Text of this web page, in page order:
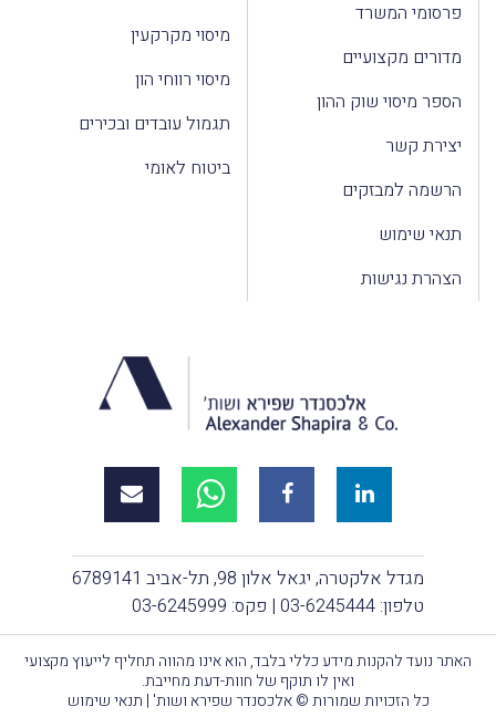
פרסומי המשרד
מדורים מקצועיים
הספר מיסוי שוק ההון
יצירת קשר
הרשמה למבזקים
תנאי שימוש
הצהרת נגישות
מיסוי מקרקעין
מיסוי רווחי הון
תגמול עובדים ובכירים
ביטוח לאומי
מגדל אלקטרה, יגאל אלון 98, תל-אביב 6789141
טלפון: 03-6245444 | פקס: 03-6245999
האתר נועד להקנות מידע כללי בלבד, הוא אינו מהווה תחליף לייעוץ מקצועי
ואין לו תוקף של חוות-דעת מחייבת.
כל הזכויות שמורות © אלכסנדר שפירא ושות' | תנאי שימוש